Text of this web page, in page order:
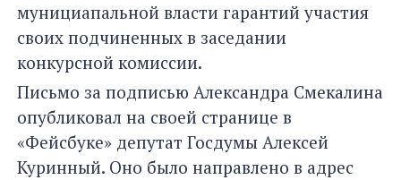
мунициапальной власти гарантий участия
своих подчиненных в заседании
конкурсной комиссии.
Письмо за подписью Александра Смекалина
опубликовал на своей странице в
«Фейсбуке» депутат Госдумы Алексей
Куринный. Оно было направлено в адрес